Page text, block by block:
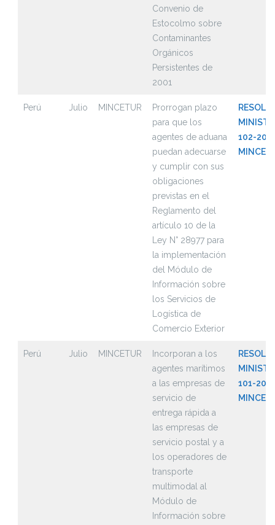
Convenio de
Estocolmo sobre
Contaminantes
Orgánicos
Persistentes de
2001
Perú Julio MINCETUR
Prorrogan plazo
para que los
agentes de aduana
puedan adecuarse
y cumplir con sus
obligaciones
previstas en el
Reglamento del
artículo 10 de la
Ley N° 28977 para
la implementación
del Módulo de
Información sobre
los Servicios de
Logística de
Comercio Exterior
102-
Perú Julio MINCETUR
Incorporan a los
agentes marítimos
a las empresas de
servicio de
entrega rápida a
las empresas de
servicio postal y a
los operadores de
transporte
multimodal al
Módulo de
Información sobre
101-